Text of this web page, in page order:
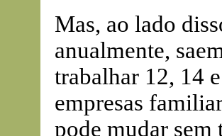
Mas, ao lado
anualmente,
trabalhar 12, 14
empresas
pode mudar